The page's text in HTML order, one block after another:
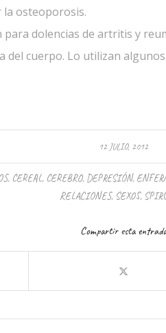
la osteoporosis.
para dolencias de artritis y
del cuerpo. Lo utilizan
12 JULIO, 2012
, CEREAL, CEREBRO, DEPRESIÓN,
RELACIONES, SEXOS,
Compartir esta entrada